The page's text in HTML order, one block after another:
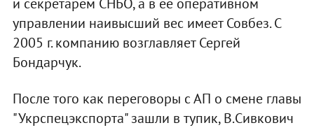
управлении наивысший вес имеет Совбез. С
2005 г. компанию возглавляет Сергей
Бондарчук.
После того как переговоры с АП о смене главы
"Укрспецэкспорта" зашли в тупик, В.Сивкович